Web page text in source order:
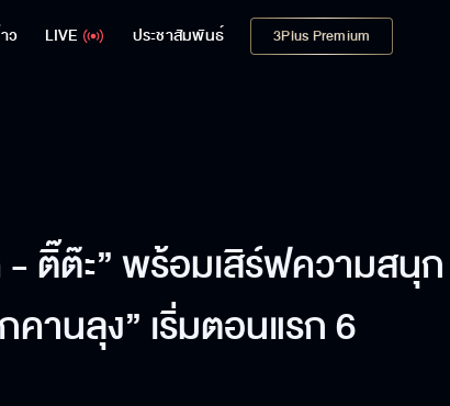
ว LIVE ประชาสัมพันธ์ 3Plus Premium
ติ๊ต๊ะ” พร้อมเสิร์ฟความสนุก
านลุง” เริ่มตอนแรก 6